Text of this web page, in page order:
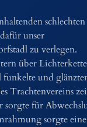
unser
zu verlegen.
über
funkelte und
Trachtenvereins
sorgte für
sorgte